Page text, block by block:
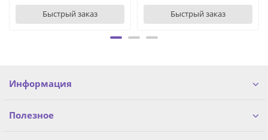
Быстрый заказ Быстрый заказ
Информация
Полезное